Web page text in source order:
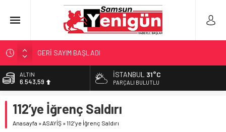
GERİ SAYIM BAŞLADI
SAMSUNSPOR’DA HEDEF 5’İNCİLİK!
‘BAFRA’YA YATIRIM YAPIN!’
YÖNETİCİ SEÇERKEN YAPILAN EN BÜYÜK HATALAR
ALTIN
6.543,59
13.798,82
DOLAR
İSTANBUL 31°C
PARÇALI BULUTLU
112’ye İğrenç Saldırı
Anasayfa »ASAYİŞ »112’ye İğrenç Saldırı